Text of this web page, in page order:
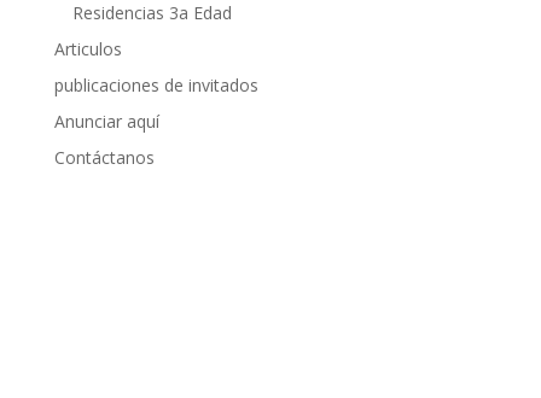
Residencias 3a Edad
Articulos
publicaciones de invitados
Anunciar aquí
Contáctanos